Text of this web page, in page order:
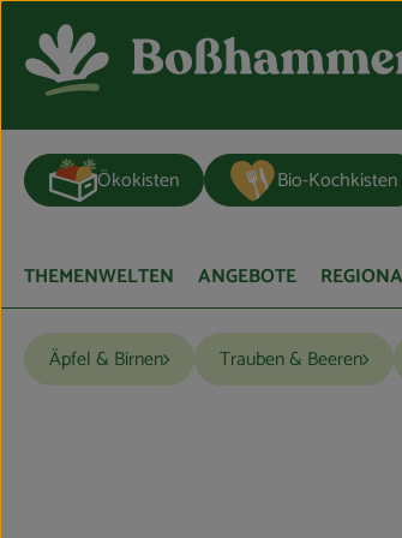
Ökokisten Bio-Kochkisten
THEMENWELTEN ANGEBOTE
Äpfel & Birnen Trauben & Beeren